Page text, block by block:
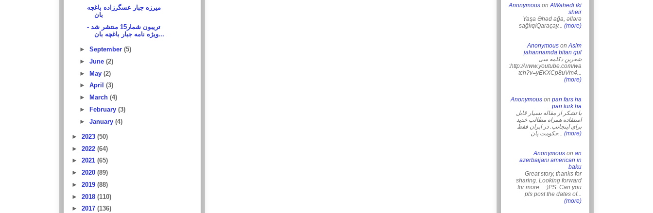
میرزه جبار عسگرزاده باغچه
بان
تریبون شمار15 منتشر شد -
ویژه نامه جبار باغچه بان...
► September (5)
► June (2)
► May (2)
► April (3)
►
March (4)
►
February (3)
► January (4)
► 2023 (50)
► 2022 (64)
► 2021 (65)
► 2020 (89)
► 2019 (88)
► 2018 (110)
► 2017 (136)
Anonymous onAWahedi iki
sheir
Yaşa Əhəd ağa, əllərə
sağlıq!Qaraçay... (more)
Anonymous onAsim
jahannamda bitan gul
شعرین دکلمه سی
:http://www.youtube.com/wa
tch?v=yEKXCp8uVm4...
(more)
Anonymous on pan fars ha
pan turk ha
با تشکر از مقاله بسیار قابل
استفاده همراه مطالب خدید
برای اینجانب. در ایران فقط
حکومت پان... (more)
Anonymous on an
azerbaijani american in
baku
Great story, thanks for
sharing. Looking forward
for more... :)PS. Can you
pls post the dates of...
(more)